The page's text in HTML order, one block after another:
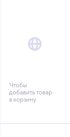
Чтобы
добавить товар
в корзину